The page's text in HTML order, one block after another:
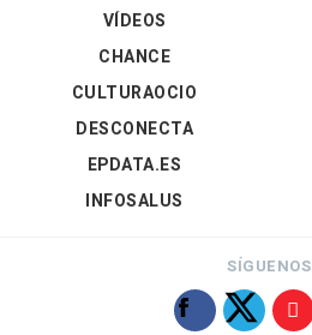
VÍDEOS
CHANCE
CULTURAOCIO
DESCONECTA
EPDATA.ES
INFOSALUS
SÍGUENOS